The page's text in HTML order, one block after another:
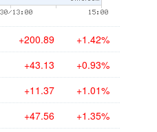
+200.89 +1.42%
+43.13 +0.93%
+11.37 +1.01%
+47.56 +1.35%